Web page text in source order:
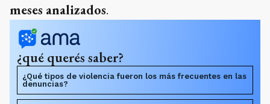
meses analizados.
¿qué querés saber?
¿Qué tipos de violencia fueron los más frecuentes en las
denuncias?